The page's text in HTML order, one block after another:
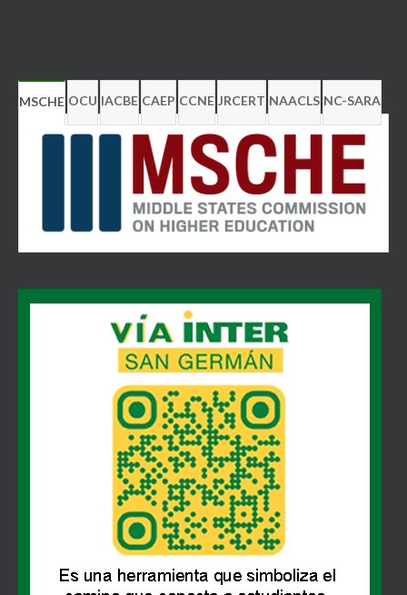
MSCHE OCU IACBE CAEP CCNE JRCERT NAACLS NC-SARA